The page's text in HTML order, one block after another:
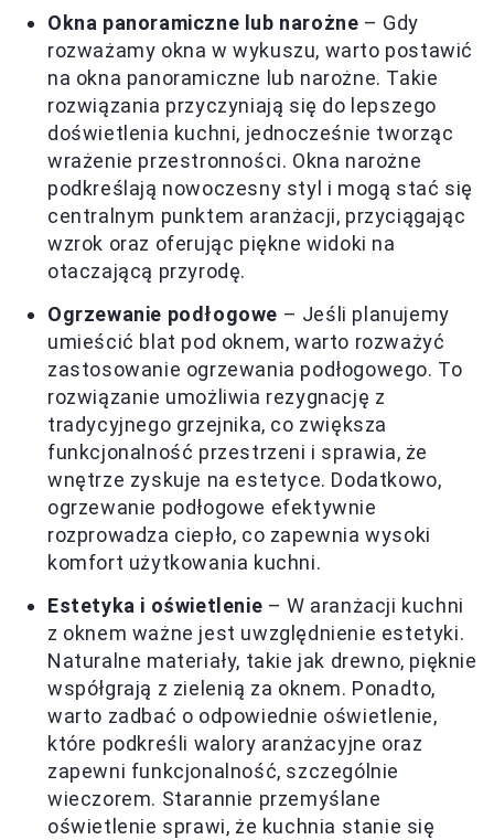
Okna panoramiczne lub narożne – Gdy
rozważamy okna w wykuszu, warto postawić
na okna panoramiczne lub narożne. Takie
rozwiązania przyczyniają się do lepszego
doświetlenia kuchni, jednocześnie tworząc
wrażenie przestronności. Okna narożne
podkreślają nowoczesny styl i mogą stać się
centralnym punktem aranżacji, przyciągając
wzrok oraz oferując piękne widoki na
otaczającą przyrodę.
Ogrzewanie podłogowe – Jeśli planujemy
umieścić blat pod oknem, warto rozważyć
zastosowanie ogrzewania podłogowego. To
rozwiązanie umożliwia rezygnację z
tradycyjnego grzejnika, co zwiększa
funkcjonalność przestrzeni i sprawia, że
wnętrze zyskuje na estetyce. Dodatkowo,
ogrzewanie podłogowe efektywnie
rozprowadza ciepło, co zapewnia wysoki
komfort użytkowania kuchni.
Estetyka i oświetlenie – W aranżacji kuchni
z oknem ważne jest uwzględnienie estetyki.
Naturalne materiały, takie jak drewno, pięknie
współgrają z zielenią za oknem. Ponadto,
warto zadbać o odpowiednie oświetlenie,
które podkreśli walory aranżacyjne oraz
zapewni funkcjonalność, szczególnie
wieczorem. Starannie przemyślane
oświetlenie sprawi, że kuchnia stanie się